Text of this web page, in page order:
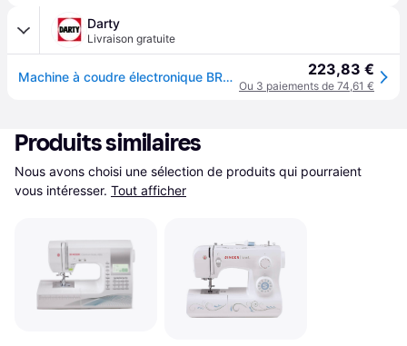
Darty
Livraison gratuite
Machine à coudre électronique BROTHER FS40s 223,83 €
Ou 3 paiements de 74,61 €
Produits similaires
Nous avons choisi une sélection de produits qui pourraient
vous intéresser. Tout afficher